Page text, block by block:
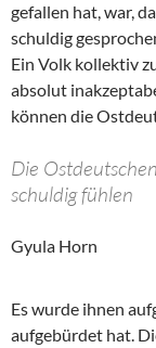
gefallen hat, war,
schuldig
Ein Volk kollektiv
absolut
können die
Die
schuldig fühlen
Gyula Horn
Es wurde ihnen
aufgebürdet hat.